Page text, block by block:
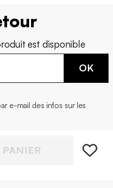
est disponible
OK
e-mail des infos sur les